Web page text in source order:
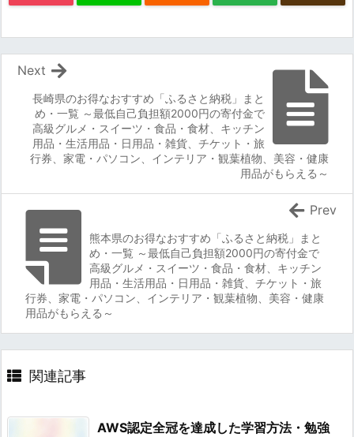
長崎県のお得なおすすめ「ふるさと納税」まと
め・一覧 ～最低自己負担額2000円の寄付金で
高級グルメ・スイーツ・食品・食材、キッチン
用品・生活用品・日用品・雑貨、チケット・旅
行券、家電・パソコン、インテリア・観葉植物、美容・健康
用品がもらえる～
Next
熊本県のお得なおすすめ「ふるさと納税」まと
め・一覧 ～最低自己負担額2000円の寄付金で
高級グルメ・スイーツ・食品・食材、キッチン
用品・生活用品・日用品・雑貨、チケット・旅
行券、家電・パソコン、インテリア・観葉植物、美容・健康
用品がもらえる～
Prev
関連記事
AWS認定全冠を達成した学習方法・勉強